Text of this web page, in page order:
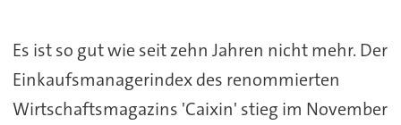
Es ist so gut wie seit zehn Jahren nicht mehr. Der
Einkaufsmanagerindex des renommierten
Wirtschaftsmagazins 'Caixin' stieg im November